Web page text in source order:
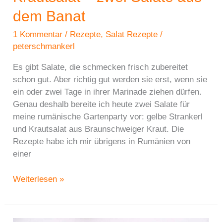
dem Banat
1 Kommentar / Rezepte, Salat Rezepte /
peterschmankerl
Es gibt Salate, die schmecken frisch zubereitet
schon gut. Aber richtig gut werden sie erst, wenn sie
ein oder zwei Tage in ihrer Marinade ziehen dürfen.
Genau deshalb bereite ich heute zwei Salate für
meine rumänische Gartenparty vor: gelbe Strankerl
und Krautsalat aus Braunschweiger Kraut. Die
Rezepte habe ich mir übrigens in Rumänien von
einer
Gelbe
und
Krautsalat
Weiterlesen »